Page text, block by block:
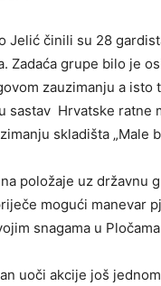
Jelić činili su 28
Zadaća grupe bilo je
zauzimanju a
sastav Hrvatske ratne
skladišta „Male
položaje uz državnu
mogući manevar
snagama u
uoči akcije još